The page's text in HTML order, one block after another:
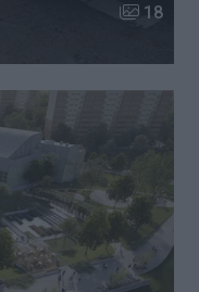
Liczba
18